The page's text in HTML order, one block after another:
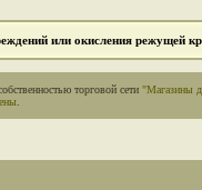
или окисления режущей
торговой сети "Магазины